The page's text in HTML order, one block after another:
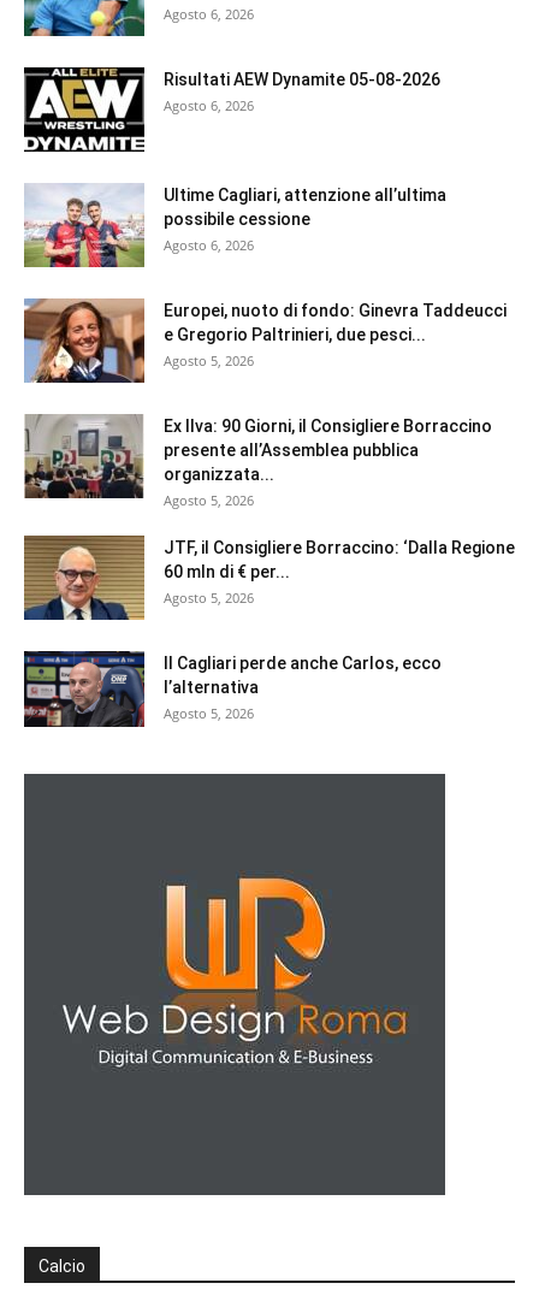
Agosto 6, 2026
Risultati AEW Dynamite 05-08-2026
Agosto 6, 2026
Ultime Cagliari, attenzione all’ultima
possibile cessione
Agosto 6, 2026
Europei, nuoto di fondo: Ginevra Taddeucci
e Gregorio Paltrinieri, due pesci...
Agosto 5, 2026
Ex Ilva: 90 Giorni, il Consigliere Borraccino
presente all’Assemblea pubblica
organizzata...
Agosto 5, 2026
JTF, il Consigliere Borraccino: ‘Dalla Regione
60 mln di € per...
Agosto 5, 2026
Il Cagliari perde anche Carlos, ecco
l’alternativa
Agosto 5, 2026
Calcio